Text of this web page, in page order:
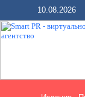
10.08.2026